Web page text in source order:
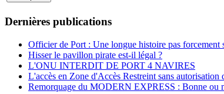
Dernières publications
Officier de Port : Une longue histoire pas forcement
Hisser le pavillon pirate est-il légal ?
L'ONU INTERDIT DE PORT 4 NAVIRES
L'accès en Zone d'Accès Restreint sans autorisation
Remorquage du MODERN EXPRESS : Bonne ou